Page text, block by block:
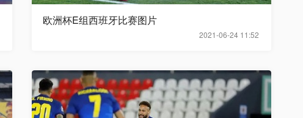
2021-06-24 11:52
欧洲杯E组西班牙比赛图片